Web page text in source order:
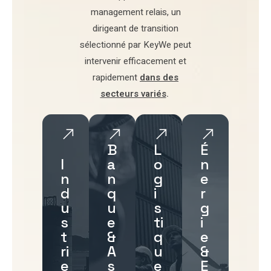
management relais, un
dirigeant de transition
sélectionné par KeyWe peut
intervenir efficacement et
rapidement dans des
secteurs variés.
I
n
d
u
s
t
ri
e
B
a
n
q
u
e
&
A
s
L
o
g
i
s
ti
q
u
e
É
n
e
r
g
i
e
&
E